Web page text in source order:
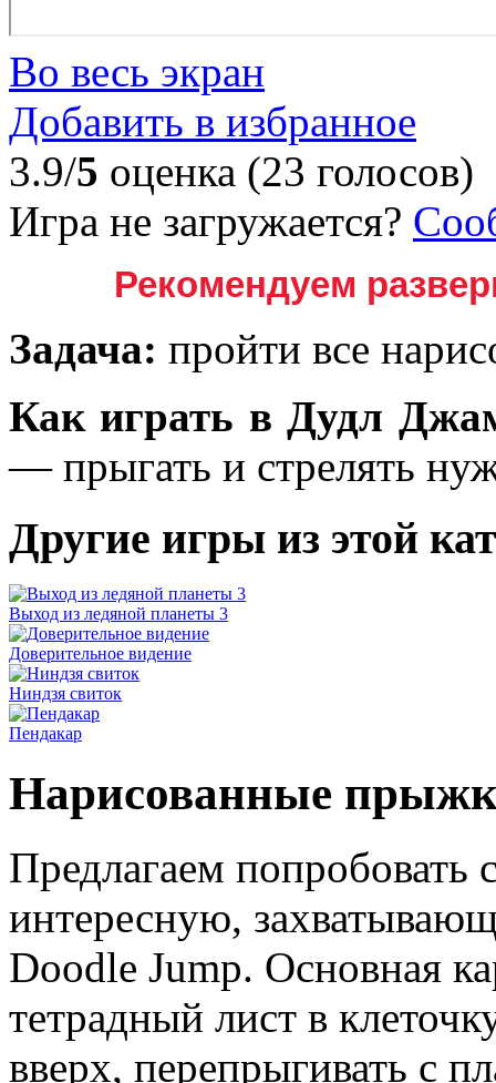
Во весь экран
Добавить в избранное
3.9/5 оценка (23 голосов)
Игра не загружается?
Рекомендуем
Задача: пройти все
Как играть в Дудл
— прыгать и стрелять
Другие игры из этой
Выход из ледяной планеты 3
Доверительное видение
Ниндзя свиток
Пендакар
Нарисованные
Предлагаем попробовать
интересную,
Doodle Jump. Основная
тетрадный лист в
вверх, перепрыгивать с